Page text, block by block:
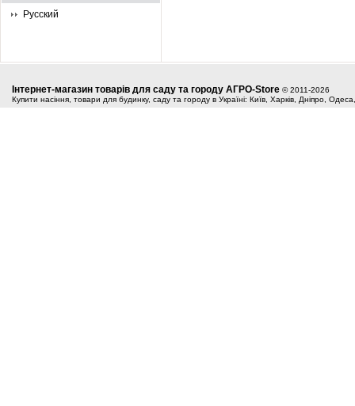
Русский
Інтернет-магазин товарів для саду та городу АГРО-Store © 2011-2026
Купити насіння, товари для будинку, саду та городу в Україні: Київ, Харків, Дніпро,